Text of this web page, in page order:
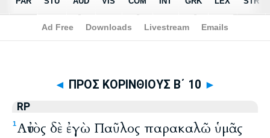
Biblia>Byzantine> ΠΡΟΣ ΚΟΡΙΝΘΙΟΥΣ Β΄ 10
◄ ΠΡΟΣ ΚΟΡΙΝΘΙΟΥΣ Β΄ 10 ►
RP
1Αὐτὸς δὲ ἐγὼ Παῦλος παρακαλῶ ὑμᾶς